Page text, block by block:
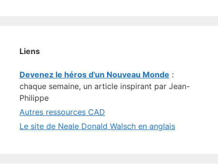
Liens
Devenez le héros d'un Nouveau Monde :
chaque semaine, un article inspirant par Jean-
Philippe
Autres ressources CAD
Le site de Neale Donald Walsch en anglais